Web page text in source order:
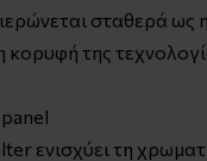
σταθερά ως η
κορυφή της
ενισχύει τη